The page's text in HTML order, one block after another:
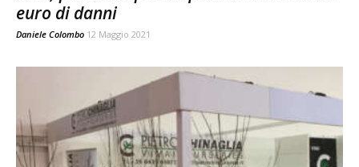
euro di danni
Daniele Colombo 12 Maggio 2021